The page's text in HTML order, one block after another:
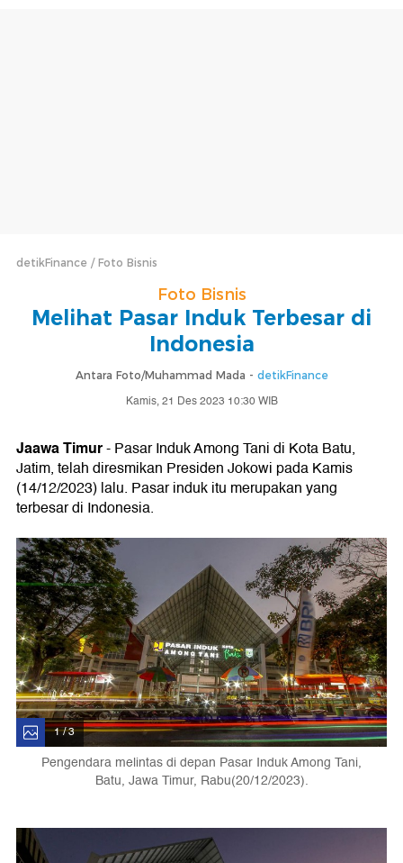
detikFinance Foto Bisnis
Foto Bisnis
Melihat Pasar Induk Terbesar di
Indonesia
Antara Foto/Muhammad Mada - detikFinance
Kamis, 21 Des 2023 10:30 WIB
Jaawa Timur- Pasar Induk Among Tani di Kota Batu,
Jatim, telah diresmikan Presiden Jokowi pada Kamis
(14/12/2023) lalu. Pasar induk itu merupakan yang
terbesar di Indonesia.
1 / 3
Pengendara melintas di depan Pasar Induk Among Tani,
Batu, Jawa Timur, Rabu(20/12/2023).